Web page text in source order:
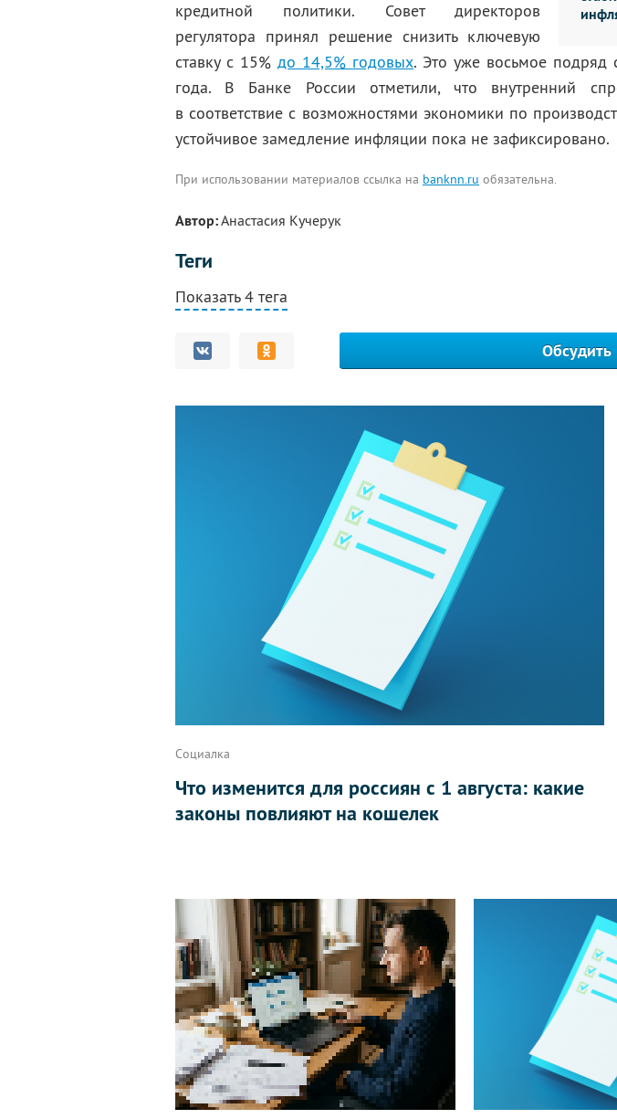
кредитной политики. Совет директоров
регулятора принял решение снизить ключевую
ставку с 15% до 14,5% годовых. Это уже восьмое подряд
года. В Банке России отметили, что внутренний
в соответствие с возможностями экономики по
устойчивое замедление инфляции пока не зафиксировано.
При использовании материалов ссылка на banknn.ru обязательна.
Автор:Анастасия Кучерук
Теги
Показать 4 тега
Обсудить
Социалка
Что изменится для россиян с 1 августа: какие
законы повлияют на кошелек